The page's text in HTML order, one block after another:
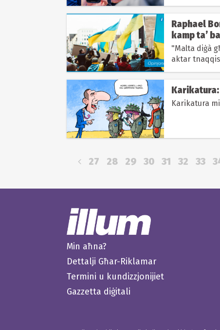
Raphael
kamp ta’
"Malta diġà
aktar
Karikatura:
Karikatura
27 28 29 30 31 32 33
Min aħna?
Dettalji Għar-Riklamar
Termini u kundizzjonijiet
Gazzetta diġitali